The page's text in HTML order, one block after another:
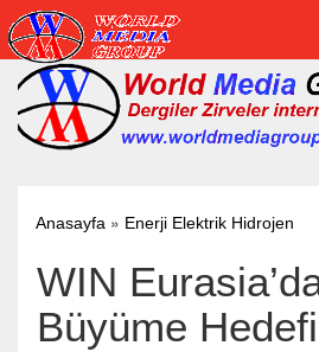
Anasayfa » Enerji Elektrik Hidrojen
WIN
Büyüme Hedefi